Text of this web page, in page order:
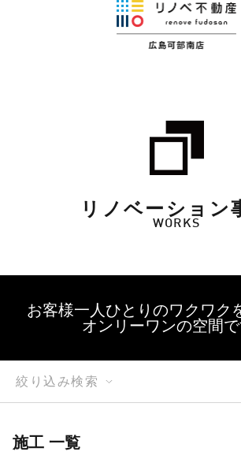
リノベーション
WORKS
お客様一人ひとりのワクワク
オンリーワンの空間で
絞り込み検索
施工 一覧